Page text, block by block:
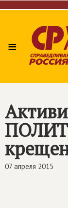
≡
07 апреля 2015